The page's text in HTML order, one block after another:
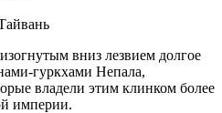
вниз лезвием долгое
гуркхами Непала,
владели этим клинком более
империи.